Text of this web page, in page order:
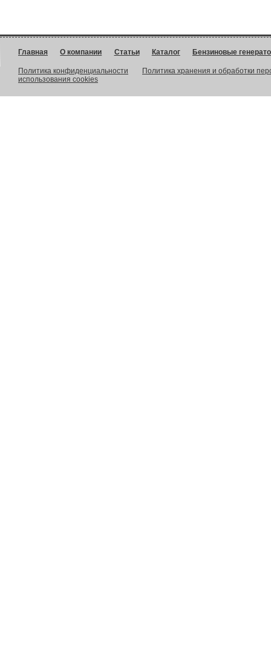
Главная О компании Статьи Каталог Бензиновые
Политика конфиденциальности
Политика хранения и обработки
использования cookies